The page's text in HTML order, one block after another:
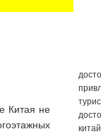
Китая не